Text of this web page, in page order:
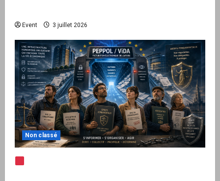
Event 3 juillet 2026
Non classé